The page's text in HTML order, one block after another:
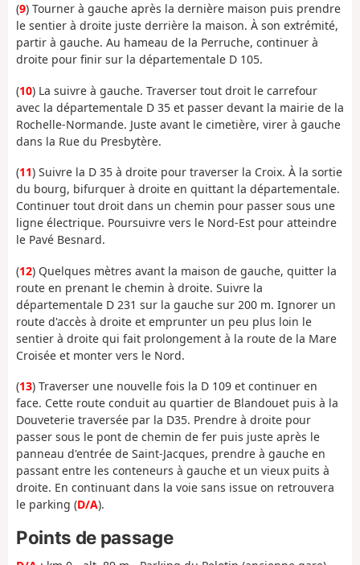
(9) Tourner à gauche après la dernière maison puis prendre
le sentier à droite juste derrière la maison. À son extrémité,
partir à gauche. Au hameau de la Perruche, continuer à
droite pour finir sur la départementale D 105.
(10) La suivre à gauche. Traverser tout droit le carrefour
avec la départementale D 35 et passer devant la mairie de la
Rochelle-Normande. Juste avant le cimetière, virer à gauche
dans la Rue du Presbytère.
(11) Suivre la D 35 à droite pour traverser la Croix. À la sortie
du bourg, bifurquer à droite en quittant la départementale.
Continuer tout droit dans un chemin pour passer sous une
ligne électrique. Poursuivre vers le Nord-Est pour atteindre
le Pavé Besnard.
(12) Quelques mètres avant la maison de gauche, quitter la
route en prenant le chemin à droite. Suivre la
départementale D 231 sur la gauche sur 200 m. Ignorer un
route d'accès à droite et emprunter un peu plus loin le
sentier à droite qui fait prolongement à la route de la Mare
Croisée et monter vers le Nord.
(13) Traverser une nouvelle fois la D 109 et continuer en
face. Cette route conduit au quartier de Blandouet puis à la
Douveterie traversée par la D35. Prendre à droite pour
passer sous le pont de chemin de fer puis juste après le
panneau d'entrée de Saint-Jacques, prendre à gauche en
passant entre les conteneurs à gauche et un vieux puits à
droite. En continuant dans la voie sans issue on retrouvera
le parking (D/A).
Points de passage